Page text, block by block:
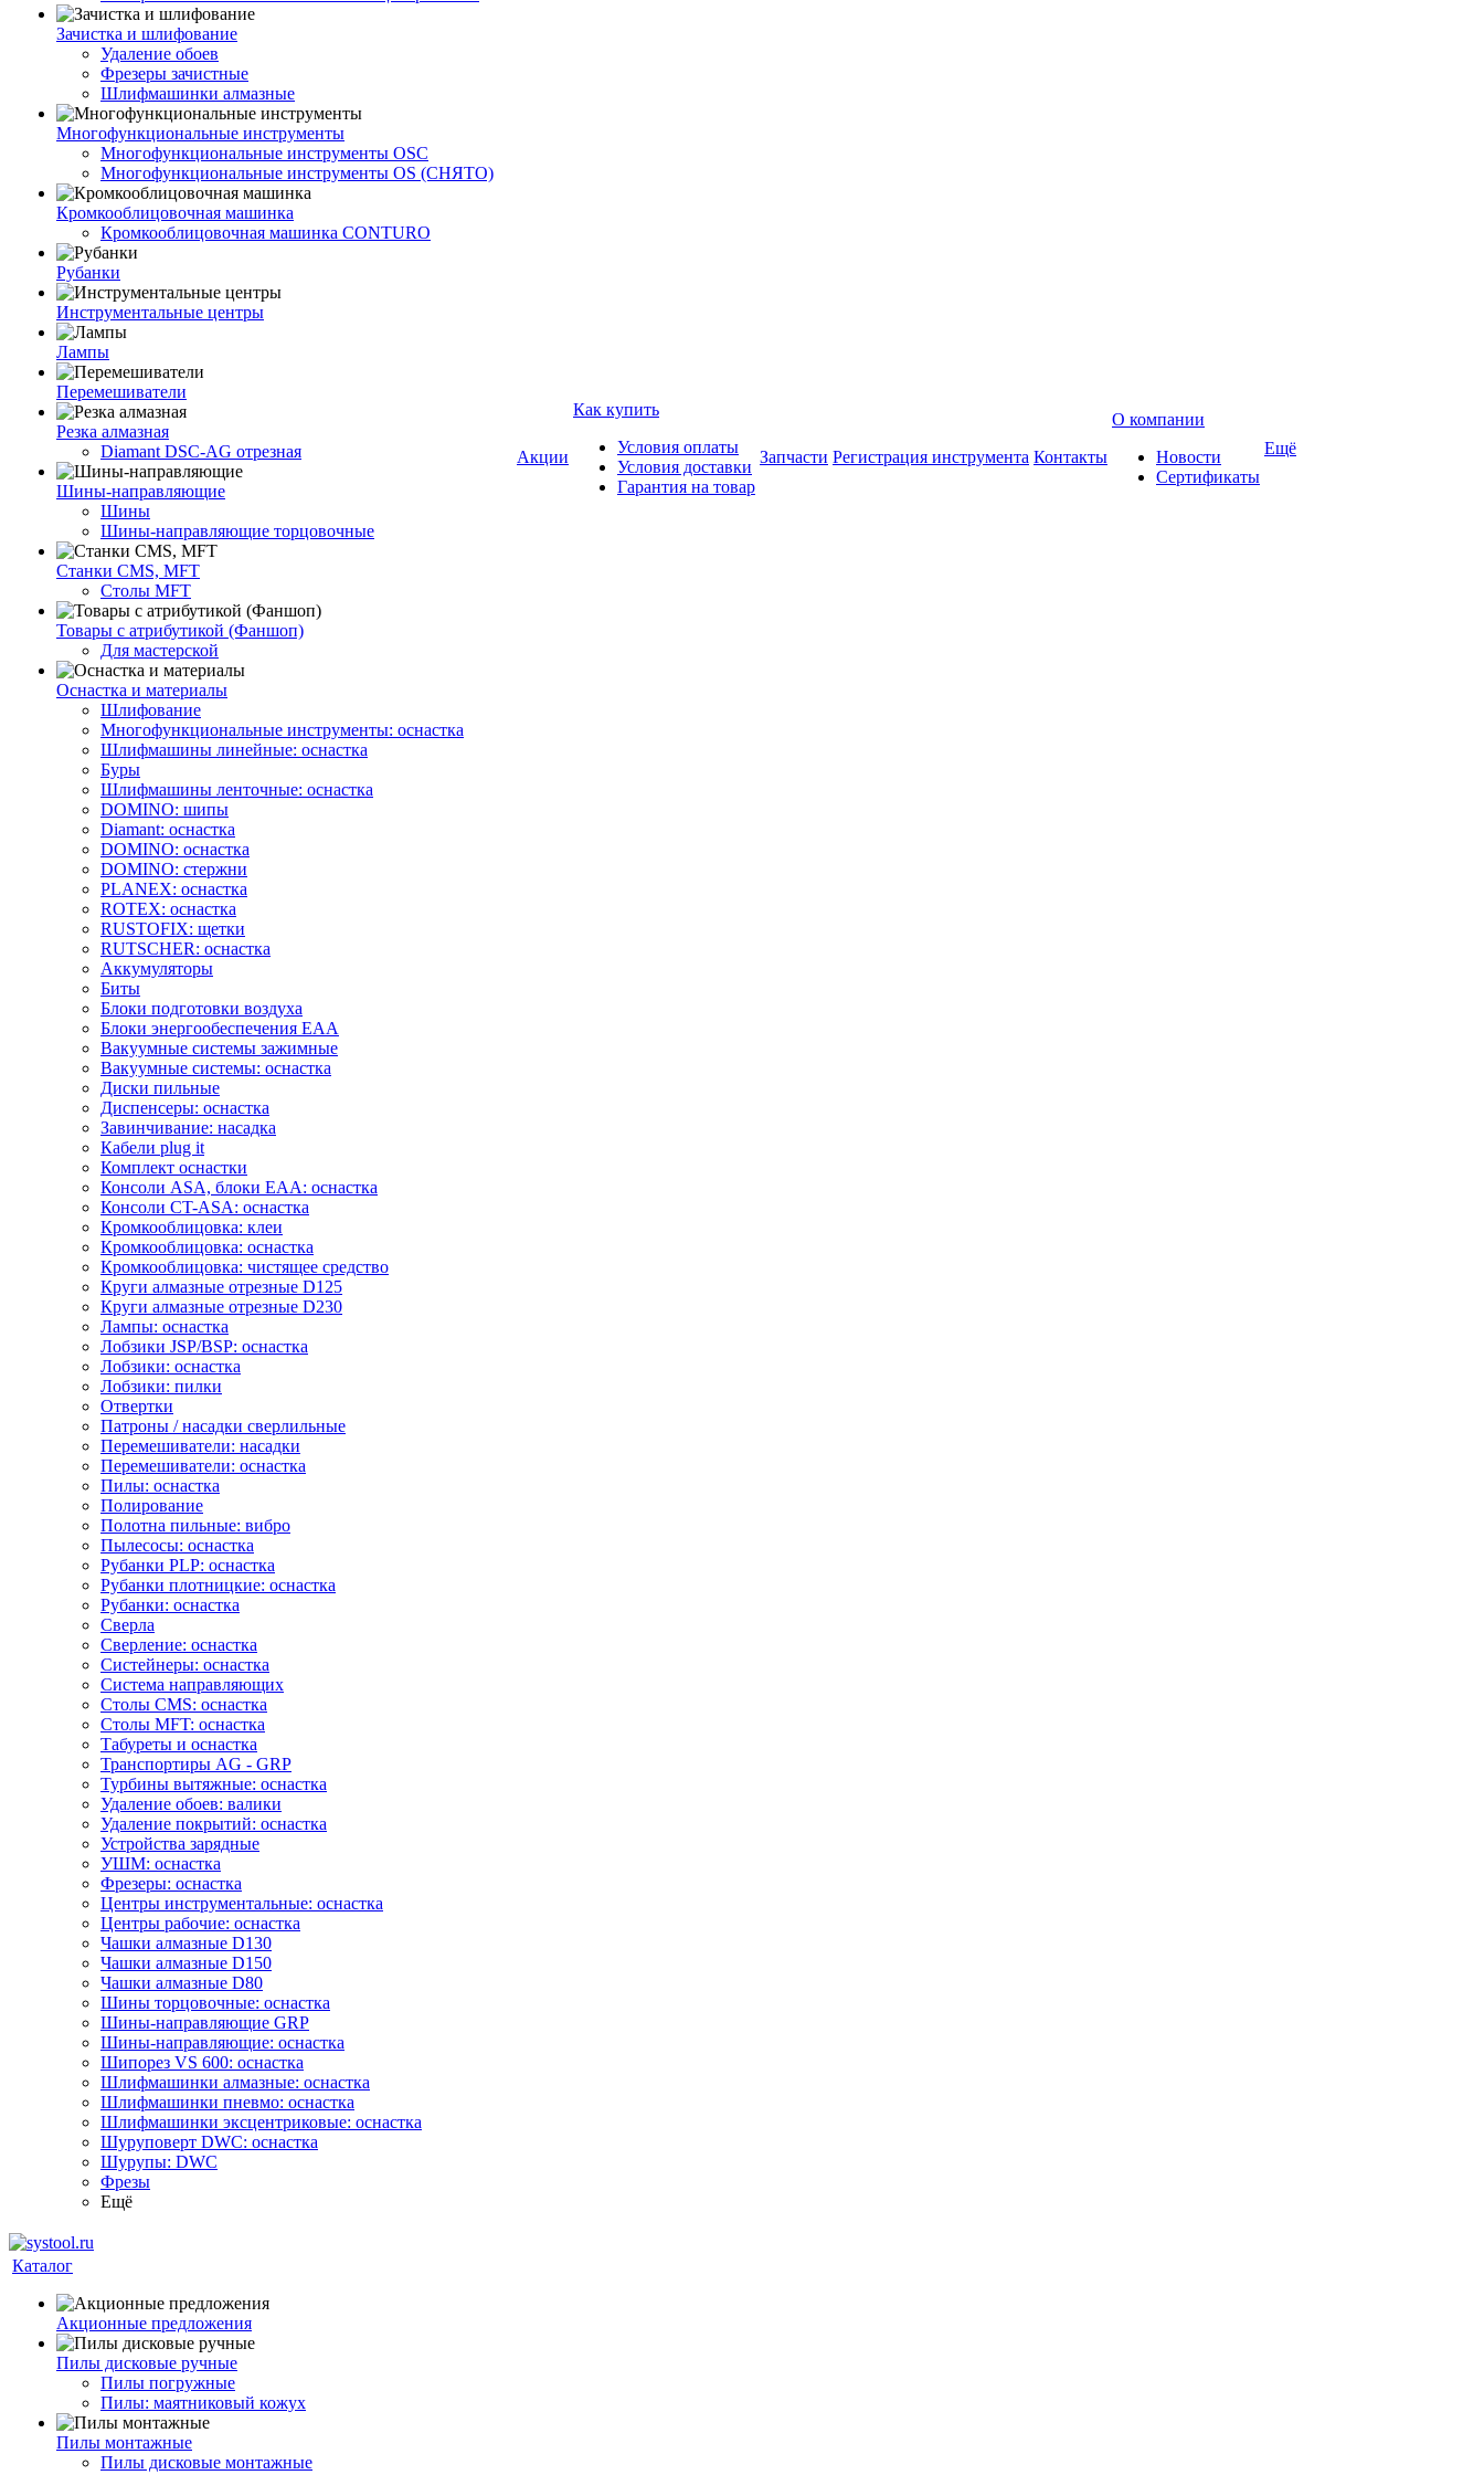
Зачистка и шлифование
Удаление обоев
Фрезеры зачистные
Шлифмашинки алмазные
Многофункциональные инструменты
Многофункциональные инструменты OSC
Многофункциональные инструменты OS (СНЯТО)
Кромкооблицовочная машинка
Кромкооблицовочная машинка CONTURO
Рубанки
Инструментальные центры
Лампы
Перемешиватели
Резка алмазная
Diamant DSC-AG отрезная
Шины-направляющие
Шины
Шины-направляющие торцовочные
Станки CMS, MFT
Столы MFT
Товары с атрибутикой (Фаншоп)
Для мастерской
Оснастка и материалы
Шлифование
Многофункциональные инструменты: оснастка
Шлифмашины линейные: оснастка
Буры
Шлифмашины ленточные: оснастка
DOMINO: шипы
Diamant: оснастка
DOMINO: оснастка
DOMINO: стержни
PLANEX: оснастка
ROTEX: оснастка
RUSTOFIX: щетки
RUTSCHER: оснастка
Аккумуляторы
Биты
Блоки подготовки воздуха
Блоки энергообеспечения EAA
Вакуумные системы зажимные
Вакуумные системы: оснастка
Диски пильные
Диспенсеры: оснастка
Завинчивание: насадка
Кабели plug it
Комплект оснастки
Консоли ASA, блоки EAA: оснастка
Консоли CT-ASA: оснастка
Кромкооблицовка: клеи
Кромкооблицовка: оснастка
Кромкооблицовка: чистящее средство
Круги алмазные отрезные D125
Круги алмазные отрезные D230
Лампы: оснастка
Лобзики JSP/BSP: оснастка
Лобзики: оснастка
Лобзики: пилки
Отвертки
Патроны / насадки сверлильные
Перемешиватели: насадки
Перемешиватели: оснастка
Пилы: оснастка
Полирование
Полотна пильные: вибро
Пылесосы: оснастка
Рубанки PLP: оснастка
Рубанки плотницкие: оснастка
Рубанки: оснастка
Сверла
Сверление: оснастка
Систейнеры: оснастка
Система направляющих
Столы CMS: оснастка
Столы MFT: оснастка
Табуреты и оснастка
Транспортиры AG - GRP
Турбины вытяжные: оснастка
Удаление обоев: валики
Удаление покрытий: оснастка
Устройства зарядные
УШМ: оснастка
Фрезеры: оснастка
Центры инструментальные: оснастка
Центры рабочие: оснастка
Чашки алмазные D130
Чашки алмазные D150
Чашки алмазные D80
Шины торцовочные: оснастка
Шины-направляющие GRP
Шины-направляющие: оснастка
Шипорез VS 600: оснастка
Шлифмашинки алмазные: оснастка
Шлифмашинки пневмо: оснастка
Шлифмашинки эксцентриковые: оснастка
Шуруповерт DWC: оснастка
Шурупы: DWC
Фрезы
Ещё
Акции
Как купить
Условия оплаты
Условия доставки
Гарантия на товар
Запчасти Регистрация инструмента Контакты
О компании
Новости
Сертификаты
Ещё
Каталог
Акционные предложения
Пилы дисковые ручные
Пилы погружные
Пилы: маятниковый кожух
Пилы монтажные
Пилы дисковые монтажные